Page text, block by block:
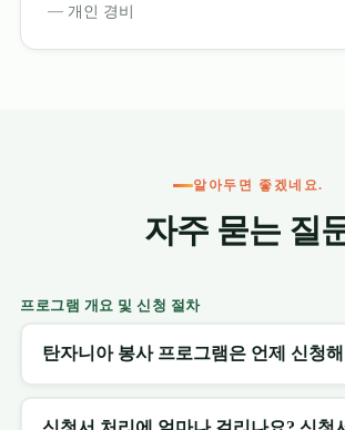
개인 경비
알아두면 좋겠네요.
자주 묻는 질
프로그램 개요 및 신청 절차
탄자니아 봉사 프로그램은 언제 신청